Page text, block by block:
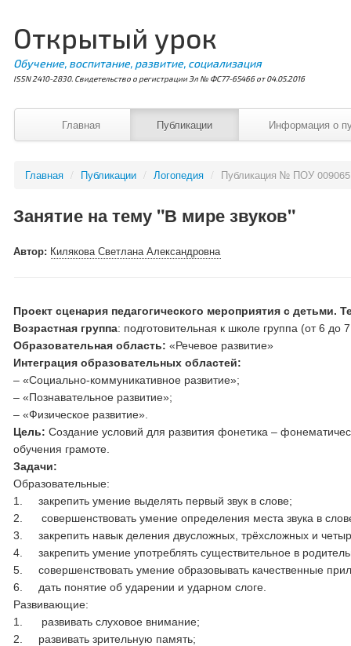
Открытый урок
Обучение, воспитание, развитие, социализация
ISSN 2410-2830. Свидетельство о регистрации Эл № ФС77-65466 от 04.05.2016
Главная Публикации Информация о
Главная / Публикации / Логопедия / Публикация № ПОУ 009065
Занятие на тему "В мире звуков"
Автор: Килякова Светлана Александровна
Проект сценария педагогического мероприятия с детьми.
Возрастная группа: подготовительная к школе группа (от 6 до
Образовательная область: «Речевое развитие»
Интеграция образовательных областей:
– «Социально-коммуникативное развитие»;
– «Познавательное развитие»;
– «Физическое развитие».
Цель:Создание условий для развития фонетика –
обучения грамоте.
Задачи:
Образовательные:
1. закрепить умение выделять первый звук в слове;
2. совершенствовать умение определения места звука в
3. закрепить навык деления двусложных, трёхсложных и
4. закрепить умение употреблять существительное в
5. совершенствовать умение образовывать качественные
6. дать понятие об ударении и ударном слоге.
Развивающие:
1. развивать слуховое внимание;
2. развивать зрительную память;